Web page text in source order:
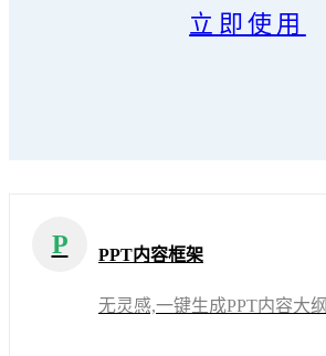
立即使用
P PPT内容框架
无灵感,一键生成PPT内容大纲